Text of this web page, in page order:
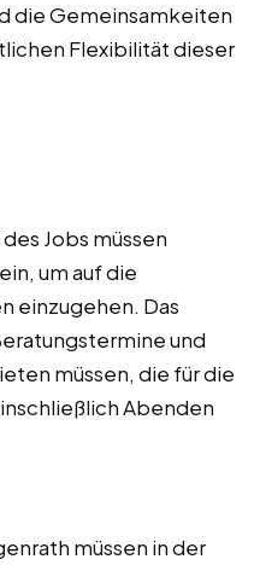
die Gemeinsamkeiten
Flexibilität dieser
Jobs müssen
um auf die
einzugehen. Das
und
müssen, die für die
Abenden
müssen in der